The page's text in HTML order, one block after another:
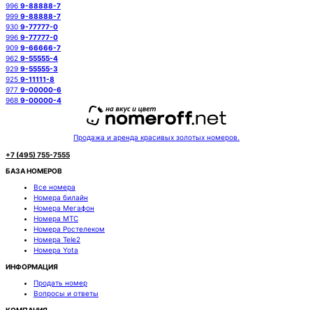
996 9-88888-7
999 9-88888-7
930 9-77777-0
996 9-77777-0
909 9-66666-7
962 9-55555-4
929 9-55555-3
925 9-11111-8
977 9-00000-6
968 9-00000-4
Продажа и аренда красивых золотых номеров.
+7 (495) 755-7555
БАЗА НОМЕРОВ
Все номера
Номера билайн
Номера Мегафон
Номера МТС
Номера Ростелеком
Номера Tele2
Номера Yota
ИНФОРМАЦИЯ
Продать номер
Вопросы и ответы